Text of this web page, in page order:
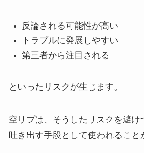
反論される可能性が高い
トラブルに発展しやすい
第三者から注目される
といったリスクが生じます。
空リプは、そうしたリスクを避け
吐き出す手段として使われること